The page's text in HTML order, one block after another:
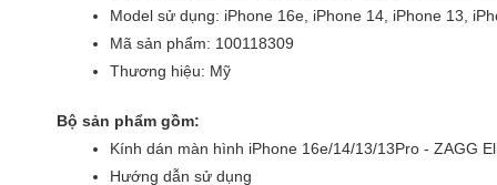
Model sử dụng: iPhone 16e, iPhone 14, iPhone 13,
Mã sản phẩm: 100118309
Thương hiệu: Mỹ
Bộ sản phẩm gồm:
Kính dán màn hình iPhone 16e/14/13/13Pro - ZAGG
Hướng dẫn sử dụng